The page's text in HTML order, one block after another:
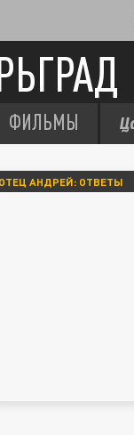
ФИЛЬМЫ
ОТЕЦ АНДРЕЙ: ОТВЕТЫ